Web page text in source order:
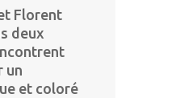
Florent
deux
un
et coloré